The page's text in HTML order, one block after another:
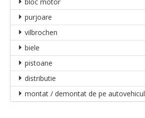
purjoare
vilbrochen
biele
pistoane
distributie
montat / demontat de pe autovehicul